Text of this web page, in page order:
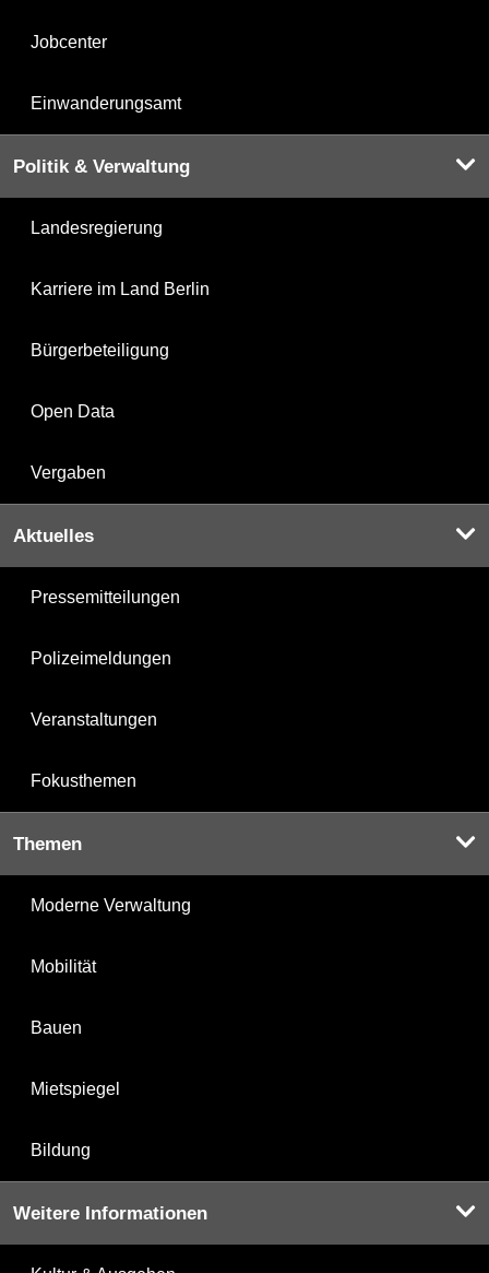
Jobcenter
Einwanderungsamt
Politik & Verwaltung
Landesregierung
Karriere im Land Berlin
Bürgerbeteiligung
Open Data
Vergaben
Aktuelles
Pressemitteilungen
Polizeimeldungen
Veranstaltungen
Fokusthemen
Themen
Moderne Verwaltung
Mobilität
Bauen
Mietspiegel
Bildung
Weitere Informationen